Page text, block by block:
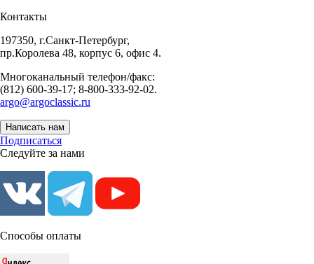
Контакты
197350, г.Санкт-Петербург,
пр.Королева 48, корпус 6, офис 4.
Многоканальный телефон/факс:
(812) 600-39-17; 8-800-333-92-02.
argo@argoclassic.ru
Написать нам
Подписаться
Следуйте за нами
Способы оплаты